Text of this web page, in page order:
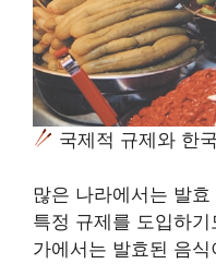
국제적 규제와 한
많은 나라에서는 발
특정 규제를 도입하
가에서는 발효된 음